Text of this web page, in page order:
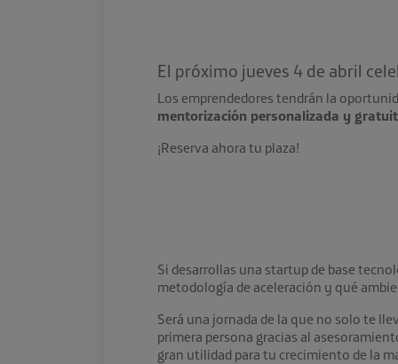
El próximo jueves 4 de abril
Los emprendedores tendrán la
mentorización personalizada y
¡Reserva ahora tu plaza!
Si desarrollas una startup de base
metodología de aceleración y qué
Será una jornada de la que no solo te
primera persona gracias al
gran utilidad para tu crecimiento de la